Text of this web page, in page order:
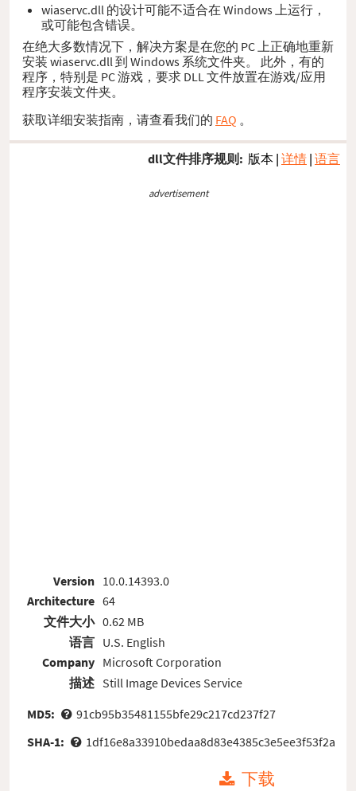
wiaservc.dll 的设计可能不适合在 Windows 上运行，
或可能包含错误。
在绝大多数情况下，解决方案是在您的 PC 上正确地重新
安装 wiaservc.dll 到 Windows 系统文件夹。 此外，有的
程序，特别是 PC 游戏，要求 DLL 文件放置在游戏/应用
程序安装文件夹。
获取详细安装指南，请查看我们的 FAQ 。
dll文件排序规则: 版本 | 详情 | 语言
advertisement
Version
Architecture
文件大小
语言
Company
描述
10.0.14393.0
64
0.62 MB
U.S. English
Microsoft Corporation
Still Image Devices Service
MD5:
91cb95b35481155bfe29c217cd237f27
SHA-1:
1df16e8a33910bedaa8d83e4385c3e5ee3f53f2a
下载